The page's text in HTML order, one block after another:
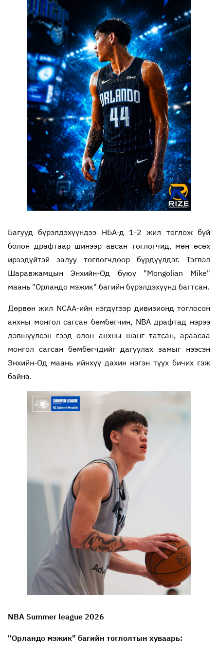
Багууд бүрэлдэхүүндээ НБА-д 1-2 жил тоглож буй
болон драфтаар шинээр авсан тоглогчид, мөн өсөх
ирээдүйтэй залуу тоглогчдоор бүрдүүлдэг. Тэгвэл
Шаравжамцын Энхийн-Од буюу "Mongolian Mike"
маань "Орландо мэжик" багийн бүрэлдэхүүнд багтсан.
Дөрвөн жил NCAA-ийн нэгдүгээр дивизионд тоглосон
анхны монгол сагсан бөмбөгчин, NBA драфтад нэрээ
дэвшүүлсэн гээд олон анхны шанг татсан, араасаа
монгол сагсан бөмбөгчдийг дагуулах замыг нээсэн
Энхийн-Од маань ийнхүү дахин нэгэн түүх бичих гэж
байна.
NBA Summer league 2026
"Орландо мэжик" багийн тоглолтын хуваарь: